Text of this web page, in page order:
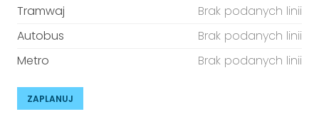
Tramwaj
Brak podanych linii
Autobus
Brak podanych linii
Metro
Brak podanych linii
ZAPLANUJ